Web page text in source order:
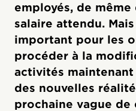
employés, de même
salaire attendu.
important pour les
procéder à la
activités
des nouvelles
prochaine vague